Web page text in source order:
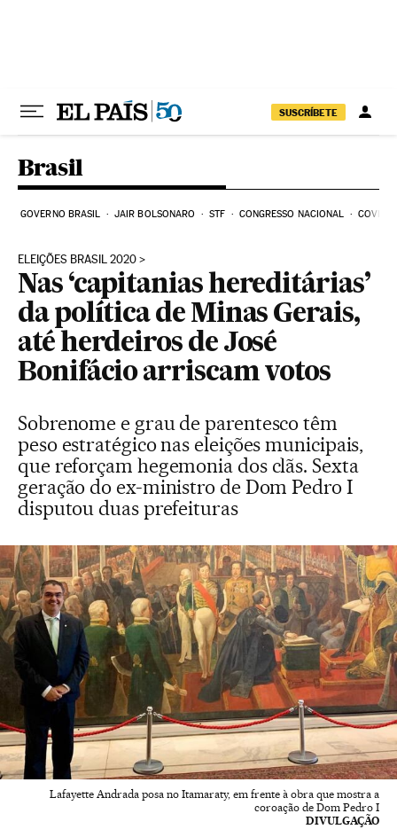
SUSCRÍBETE
Brasil
GOVERNO BRASIL JAIR BOLSONARO STF CONGRESSO NACIONAL COVID-
ELEIÇÕES BRASIL 2020
Nas ‘capitanias hereditárias’
da política de Minas Gerais,
até herdeiros de José
Bonifácio arriscam votos
Sobrenome e grau de parentesco têm
peso estratégico nas eleições municipais,
que reforçam hegemonia dos clãs. Sexta
geração do ex-ministro de Dom Pedro I
disputou duas prefeituras
Lafayette Andrada posa no Itamaraty, em frente à obra que mostra a
coroação de Dom Pedro I
DIVULGAÇÃO